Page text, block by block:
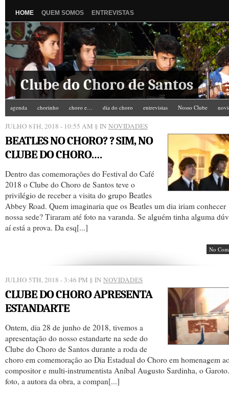
HOME QUEM SOMOS ENTREVISTAS
Clube do Choro de Santos
agenda chorinho choro e… dia do choro entrevistas Nosso Clube
Zé do Camarim
JULHO 8TH, 2018 - 10:55 AM § IN NOVIDADES
BEATLES NO CHORO? ? SIM, NO
CLUBE DO CHORO….
Dentro das comemorações do Festival do Café
2018 o Clube do Choro de Santos teve o
privilégio de receber a visita do grupo Beatles
Abbey Road. Quem imaginaria que os Beatles um dia iriam conhecer
nossa sede? Tiraram até foto na varanda. Se alguém tinha alguma
aí está a prova. Da esq[...]
No
JULHO 5TH, 2018 - 3:46 PM § IN NOVIDADES
CLUBE DO CHORO APRESENTA
ESTANDARTE
Ontem, dia 28 de junho de 2018, tivemos a
apresentação do nosso estandarte na sede do
Clube do Choro de Santos durante a roda de
choro em comemoração ao Dia Estadual do Choro em homenagem
compositor e multi-instrumentista Aníbal Augusto Sardinha, o
foto, a autora da obra, a compan[...]